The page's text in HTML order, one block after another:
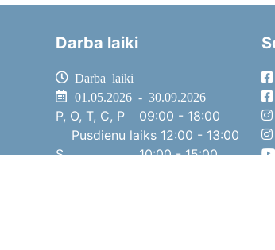
Darba laiki
Darba laiki
01.05.2026 - 30.09.2026
P, O, T, C, P
09:00 - 18:00
Pusdienu laiks 12:00 - 13:00
S
10:00 - 15:00